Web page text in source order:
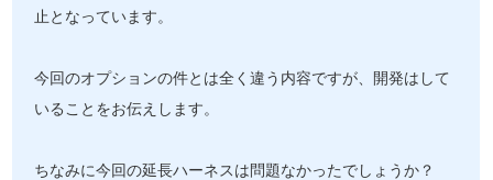
止となっています。
今回のオプションの件とは全く違う内容ですが、開発はして
いることをお伝えします。
ちなみに今回の延長ハーネスは問題なかったでしょうか？